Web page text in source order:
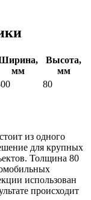
мм
Высота,
мм
80
из одного
для крупных
Толщина 80
использован
происходит